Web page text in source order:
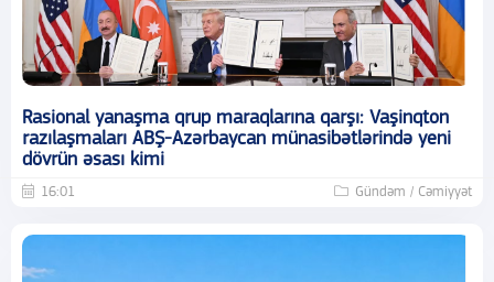
Rasional yanaşma qrup maraqlarına qarşı: Vaşinqton
razılaşmaları ABŞ-Azərbaycan münasibətlərində yeni
dövrün əsası kimi
16:01 Gündəm / Cəmiyyət